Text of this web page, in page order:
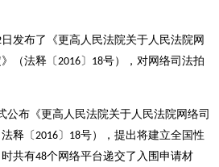
日发布了《更高人民法院关于人民法院网
（法释〔2016〕 18号），对网络司法拍
公布《更高人民法院关于人民法院网络司
释〔2016〕 18号），提出将建立全国性
共有48个网络平台递交了入围申请材